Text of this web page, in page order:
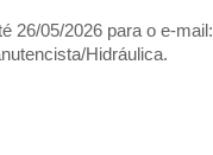
26/05/2026 para o e-mail:
Hidráulica.